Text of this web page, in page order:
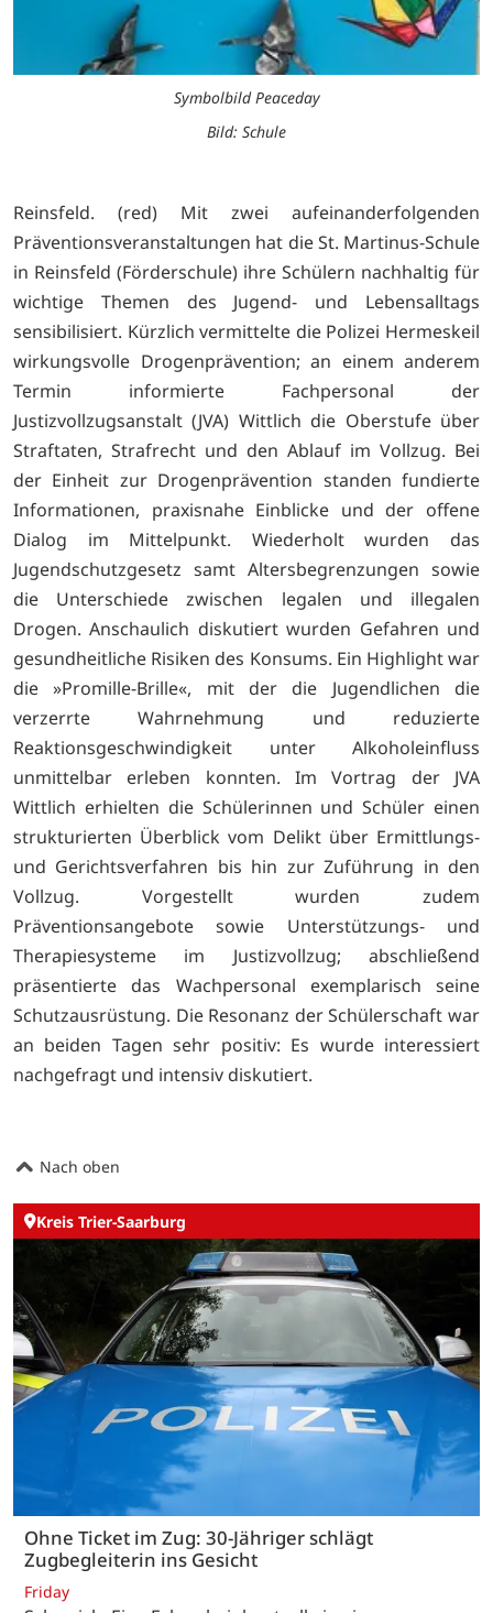
Symbolbild Peaceday
Bild: Schule
Reinsfeld. (red) Mit zwei aufeinanderfolgenden
Präventionsveranstaltungen hat die St. Martinus-Schule
in Reinsfeld (Förderschule) ihre Schülern nachhaltig für
wichtige Themen des Jugend- und Lebensalltags
sensibilisiert. Kürzlich vermittelte die Polizei Hermeskeil
wirkungsvolle Drogenprävention; an einem anderem
Termin informierte Fachpersonal der
Justizvollzugsanstalt (JVA) Wittlich die Oberstufe über
Straftaten, Strafrecht und den Ablauf im Vollzug. Bei
der Einheit zur Drogenprävention standen fundierte
Informationen, praxisnahe Einblicke und der offene
Dialog im Mittelpunkt. Wiederholt wurden das
Jugendschutzgesetz samt Altersbegrenzungen sowie
die Unterschiede zwischen legalen und illegalen
Drogen. Anschaulich diskutiert wurden Gefahren und
gesundheitliche Risiken des Konsums. Ein Highlight war
die »Promille-Brille«, mit der die Jugendlichen die
verzerrte Wahrnehmung und reduzierte
Reaktionsgeschwindigkeit unter Alkoholeinfluss
unmittelbar erleben konnten. Im Vortrag der JVA
Wittlich erhielten die Schülerinnen und Schüler einen
strukturierten Überblick vom Delikt über Ermittlungs-
und Gerichtsverfahren bis hin zur Zuführung in den
Vollzug. Vorgestellt wurden zudem
Präventionsangebote sowie Unterstützungs- und
Therapiesysteme im Justizvollzug; abschließend
präsentierte das Wachpersonal exemplarisch seine
Schutzausrüstung. Die Resonanz der Schülerschaft war
an beiden Tagen sehr positiv: Es wurde interessiert
nachgefragt und intensiv diskutiert.
Nach oben
Kreis Trier-Saarburg
Ohne Ticket im Zug: 30-Jähriger schlägt
Zugbegleiterin ins Gesicht
Friday